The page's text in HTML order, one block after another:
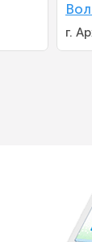
г.